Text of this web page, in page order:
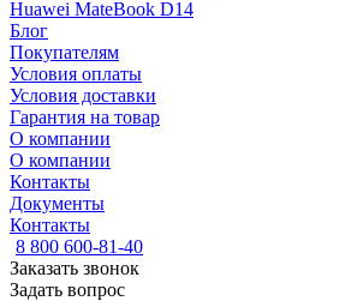
Huawei MateBook D14
Блог
Покупателям
Условия оплаты
Условия доставки
Гарантия на товар
О компании
О компании
Контакты
Документы
Контакты
8 800 600-81-40
Заказать звонок
Задать вопрос